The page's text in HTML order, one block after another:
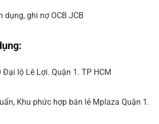
dụng, ghi nợ OCB JCB
lộ Lê Lợi. Quận 1. TP HCM
Khu phức hợp bán lẻ Mplaza Quận 1.